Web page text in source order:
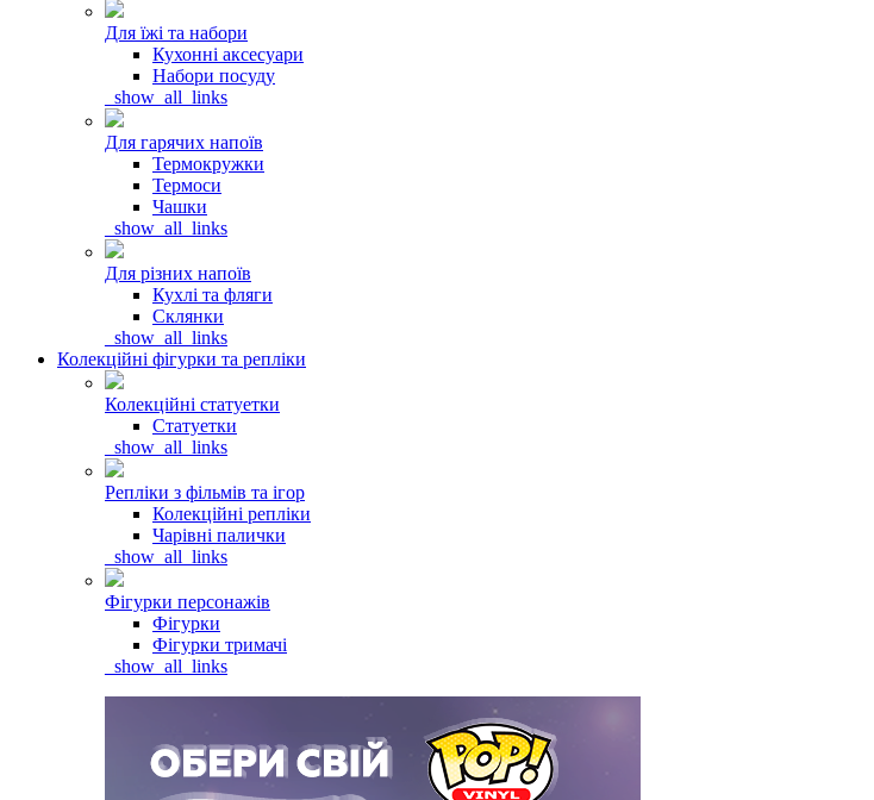
Для їжі та набори
Кухонні аксесуари
Набори посуду
_show_all_links
Для гарячих напоїв
Термокружки
Термоси
Чашки
_show_all_links
Для різних напоїв
Кухлі та фляги
Склянки
_show_all_links
Колекційні фігурки та репліки
Колекційні статуетки
Статуетки
_show_all_links
Репліки з фільмів та ігор
Колекційні репліки
Чарівні палички
_show_all_links
Фігурки персонажів
Фігурки
Фігурки тримачі
_show_all_links